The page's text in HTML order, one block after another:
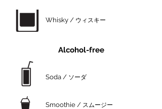
Whisky / ウィスキー
Alcohol-free
Soda / ソーダ
Smoothie / スムージー